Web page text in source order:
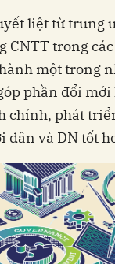
liệt từ trung
CNTT trong
một trong
phần đổi mới
chính, phát
dân và DN tốt